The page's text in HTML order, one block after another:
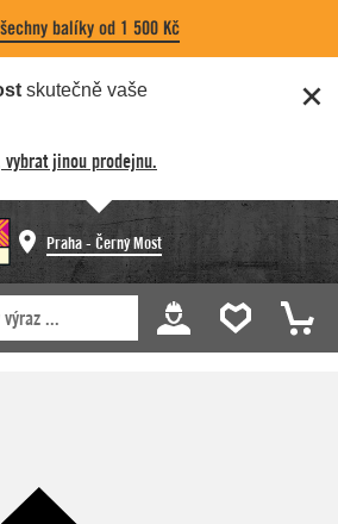
balíky od 1 500 Kč
skutečně vaše
vybrat jinou prodejnu.
Praha - Černý Most